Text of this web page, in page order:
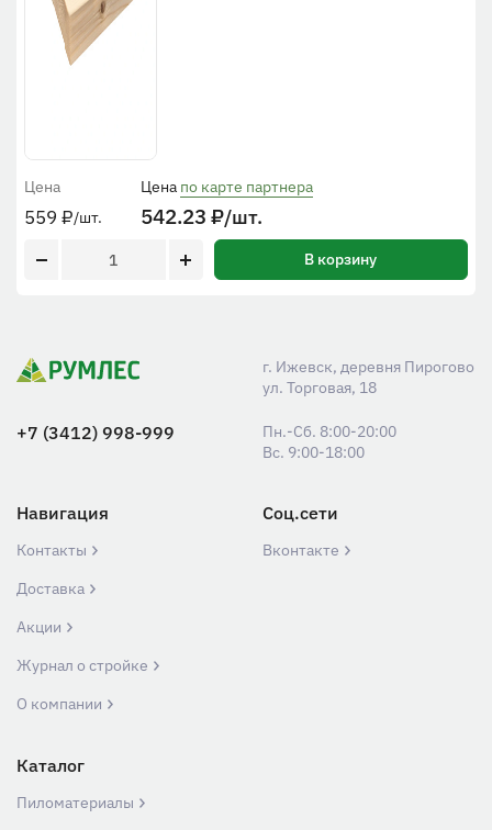
Цена
559 ₽/шт.
Цена по карте партнера
542.23 ₽/шт.
В корзину
г. Ижевск, деревня Пирогово
ул. Торговая, 18
+7 (3412) 998-999
Пн.-Сб. 8:00-20:00
Вс. 9:00-18:00
Навигация
Контакты
Доставка
Акции
Журнал о стройке
О компании
Соц.сети
Вконтакте
Каталог
Пиломатериалы